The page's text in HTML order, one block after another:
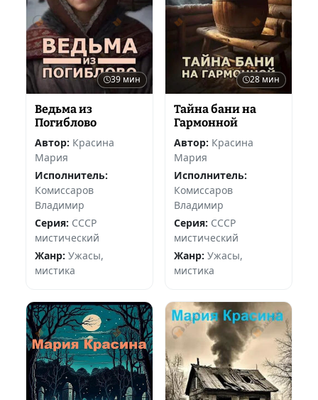
39 мин
Ведьма из
Погиблово
Автор: Красина
Мария
Исполнитель:
Комиссаров
Владимир
Серия: СССР
мистический
Жанр: Ужасы,
мистика
28 мин
Тайна бани на
Гармонной
Автор: Красина
Мария
Исполнитель:
Комиссаров
Владимир
Серия: СССР
мистический
Жанр: Ужасы,
мистика